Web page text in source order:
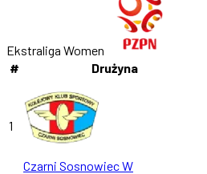
Ekstraliga Women
#
Drużyna
1
Czarni Sosnowiec W